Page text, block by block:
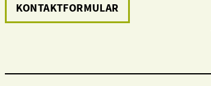
KONTAKTFORMULAR